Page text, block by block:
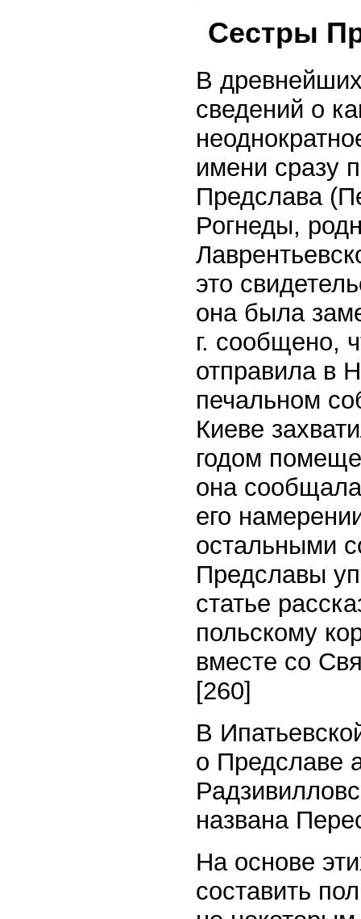
Сестры
В
сведений о
имени сразу
Предслава
Рогнеды,
это
она была
г. сообщено,
отправила в
печальном
Киеве
годом
она
его
остальными
Предславы
статье
польскому
вместе со
[260]
В
о Предславе
названа
На основе
составить